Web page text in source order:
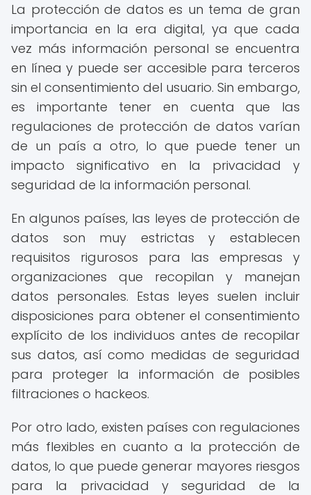
La protección de datos es un tema de gran
importancia en la era digital, ya que cada
vez más información personal se encuentra
en línea y puede ser accesible para terceros
sin el consentimiento del usuario. Sin embargo,
es importante tener en cuenta que las
regulaciones de protección de datos varían
de un país a otro, lo que puede tener un
impacto significativo en la privacidad y
seguridad de la información personal.
En algunos países, las leyes de protección de
datos son muy estrictas y establecen
requisitos rigurosos para las empresas y
organizaciones que recopilan y manejan
datos personales. Estas leyes suelen incluir
disposiciones para obtener el consentimiento
explícito de los individuos antes de recopilar
sus datos, así como medidas de seguridad
para proteger la información de posibles
filtraciones o hackeos.
Por otro lado, existen países con regulaciones
más flexibles en cuanto a la protección de
datos, lo que puede generar mayores riesgos
para la privacidad y seguridad de la